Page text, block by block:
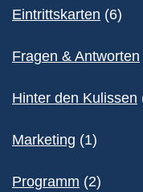
Eintrittskarten (6)
Fragen & Antworten
Hinter den Kulissen
Marketing (1)
Programm (2)